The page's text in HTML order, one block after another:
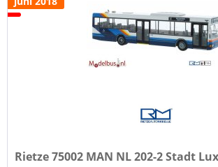
Rietze 75002 MAN NL 202-2 Stadt